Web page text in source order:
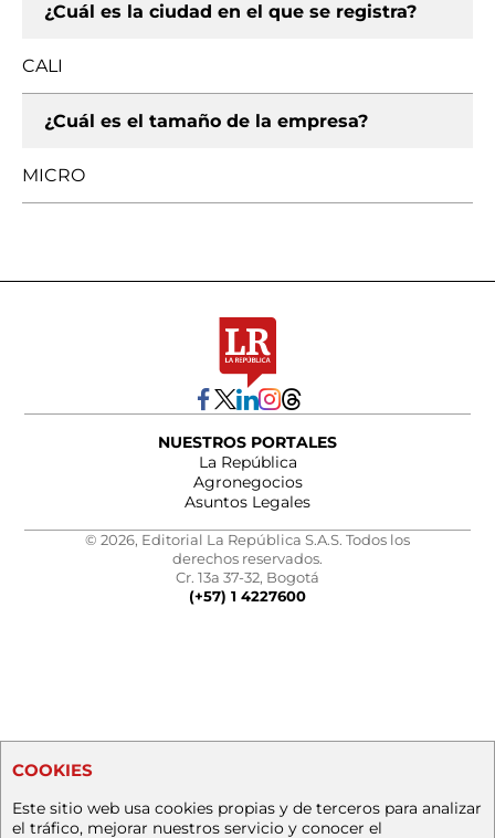
¿Cuál es la ciudad en el que se registra?
CALI
¿Cuál es el tamaño de la empresa?
MICRO
NUESTROS PORTALES
La República
Agronegocios
Asuntos Legales
© 2026, Editorial La República S.A.S. Todos los
derechos reservados.
Cr. 13a 37-32, Bogotá
(+57) 1 4227600
COOKIES
Este sitio web usa cookies propias y de terceros para analizar
el tráfico, mejorar nuestros servicio y conocer el